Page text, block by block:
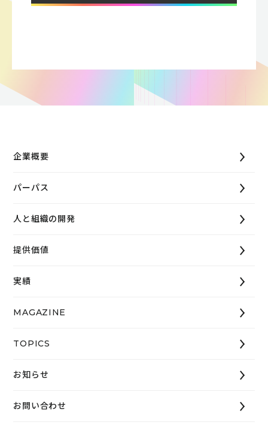
企業概要
パーパス
人と組織の開発
提供価値
実績
MAGAZINE
TOPICS
お知らせ
お問い合わせ